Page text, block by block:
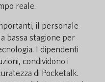
reale.
il personale
bassa stagione per
I dipendenti
condividono i
di Pocketalk.